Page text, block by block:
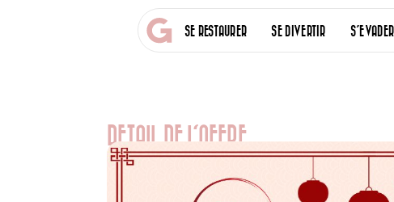
SE RESTAURER SE DIVERTIR S’EVADER
DETAIL DE L'OFFRE